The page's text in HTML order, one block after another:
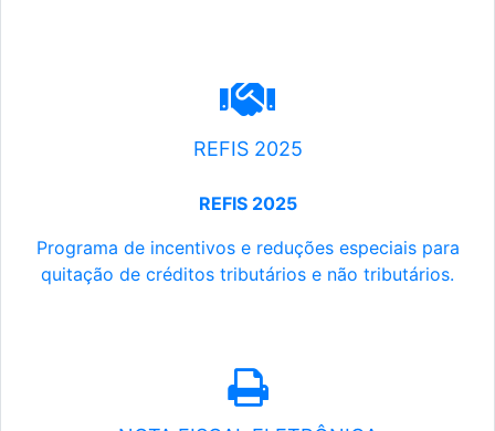
REFIS 2025
REFIS 2025
Programa de incentivos e reduções especiais para
quitação de créditos tributários e não tributários.